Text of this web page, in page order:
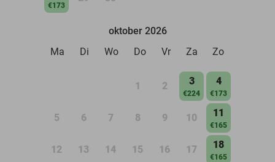
€173
oktober 2026
Ma
Di Wo Do Vr Za Zo
1 2 3
€224
4
€173
5 6 7 8 9 10 11
€165
12 13 14 15 16 17 18
€165